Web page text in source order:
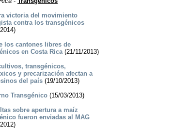
victoria del movimiento
contra los transgénicos
los cantones libres de
en Costa Rica(21/11/2013)
transgénicos,
y precarización afectan a
del país(19/10/2013)
Transgénico(15/03/2013)
sobre apertura a maíz
fueron enviadas al MAG